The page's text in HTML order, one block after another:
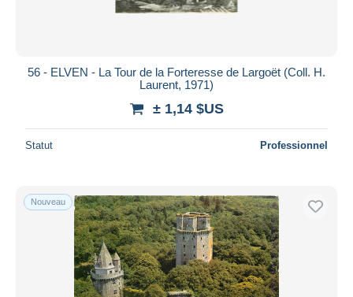
56 - ELVEN - La Tour de la Forteresse de Largoët (Coll. H.
Laurent, 1971)
± 1,14 $US
Statut Professionnel
Nouveau